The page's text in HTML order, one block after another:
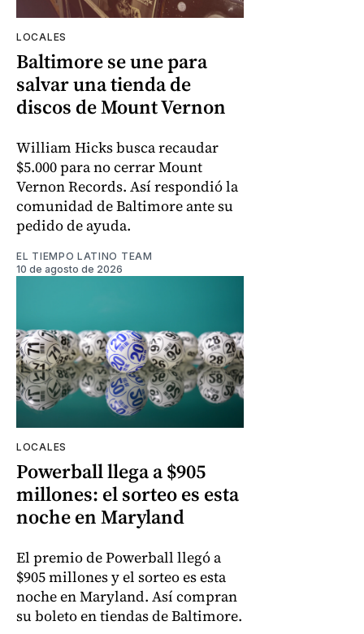
LOCALES
Baltimore se une para
salvar una tienda de
discos de Mount Vernon
William Hicks busca recaudar
$5.000 para no cerrar Mount
Vernon Records. Así respondió la
comunidad de Baltimore ante su
pedido de ayuda.
EL TIEMPO LATINO TEAM
10 de agosto de 2026
LOCALES
Powerball llega a $905
millones: el sorteo es esta
noche en Maryland
El premio de Powerball llegó a
$905 millones y el sorteo es esta
noche en Maryland. Así compran
su boleto en tiendas de Baltimore.